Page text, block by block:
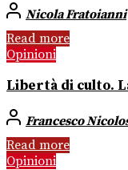
Nicola Fratoianni
Read more
Opinioni
Libertà di culto.
Francesco
Read more
Opinioni